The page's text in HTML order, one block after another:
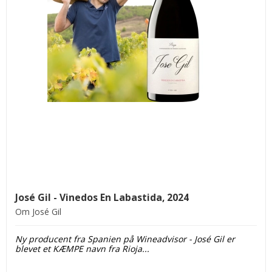
José Gil - Vinedos En Labastida, 2024
Om José Gil
Ny producent fra Spanien på Wineadvisor - José Gil er
blevet et KÆMPE navn fra Rioja...